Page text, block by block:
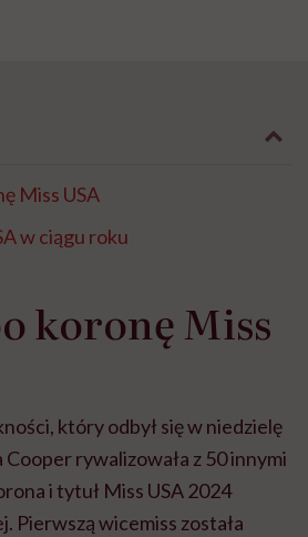
Miss USA
w ciągu roku
koronę Miss
który odbył się w niedzielę
rywalizowała z 50 innymi
i tytuł Miss USA 2024
Pierwszą wicemiss została